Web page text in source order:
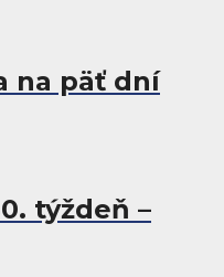
na päť dní
týždeň –